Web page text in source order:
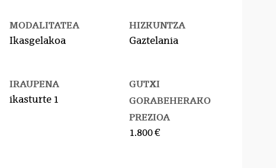
MODALITATEA
Ikasgelakoa
HIZKUNTZA
Gaztelania
IRAUPENA
ikasturte 1
GUTXI
GORABEHERAKO
PREZIOA
1.800 €